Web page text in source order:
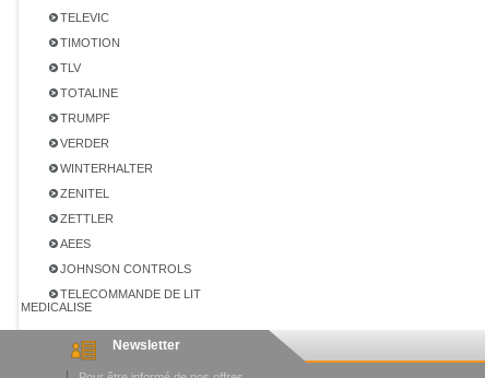
TELEVIC
TIMOTION
TLV
TOTALINE
TRUMPF
VERDER
WINTERHALTER
ZENITEL
ZETTLER
AEES
JOHNSON CONTROLS
TELECOMMANDE DE LIT
MEDICALISE
Newsletter